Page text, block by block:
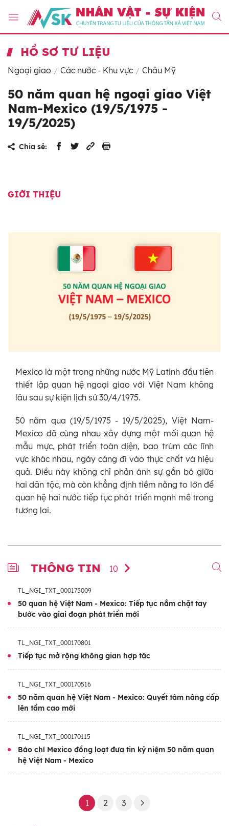
HỒ SƠ TƯ LIỆU
Ngoại giao Các nước - Khu vực Châu Mỹ
50 năm quan hệ ngoại giao Việt
Nam-Mexico (19/5/1975 -
19/5/2025)
Chia sẻ:
GIỚI THIỆU
Mexico là một trong những nước Mỹ Latinh đầu tiên
thiết lập quan hệ ngoại giao với Việt Nam không
lâu sau sự kiện lịch sử 30/4/1975.
50 năm qua (19/5/1975 - 19/5/2025), Việt Nam-
Mexico đã cùng nhau xây dựng một mối quan hệ
mẫu mực, phát triển toàn diện, bao trùm các lĩnh
vực khác nhau, ngày càng đi vào thực chất và hiệu
quả. Điều này không chỉ phản ánh sự gắn bó giữa
hai dân tộc, mà còn khẳng định tiềm năng to lớn để
quan hệ hai nước tiếp tục phát triển mạnh mẽ trong
tương lai.
THÔNG TIN 10
TL_NGI_TXT_000175009
50 quan hệ Việt Nam - Mexico: Tiếp tục nắm chặt tay
bước vào giai đoạn phát triển mới
TL_NGI_TXT_000170801
Tiếp tục mở rộng không gian hợp tác
TL_NGI_TXT_000170516
50 năm quan hệ Việt Nam - Mexico: Quyết tâm nâng cấp
lên tầm cao mới
TL_NGI_TXT_000170115
Báo chí Mexico đồng loạt đưa tin kỷ niệm 50 năm quan
hệ Việt Nam - Mexico
1 2 3